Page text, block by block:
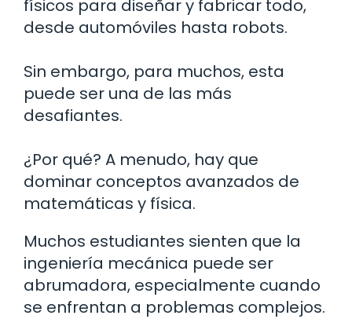
físicos para diseñar y fabricar todo,
desde automóviles hasta robots.
Sin embargo, para muchos, esta
puede ser una de las más
desafiantes.
¿Por qué? A menudo, hay que
dominar conceptos avanzados de
matemáticas y física.
Muchos estudiantes sienten que la
ingeniería mecánica puede ser
abrumadora, especialmente cuando
se enfrentan a problemas complejos.